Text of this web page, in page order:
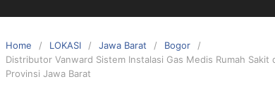
Home LOKASI Jawa Barat
Bogor
Distributor Vanward Sistem Instalasi Gas Medis Rumah Sakit
Provinsi Jawa Barat